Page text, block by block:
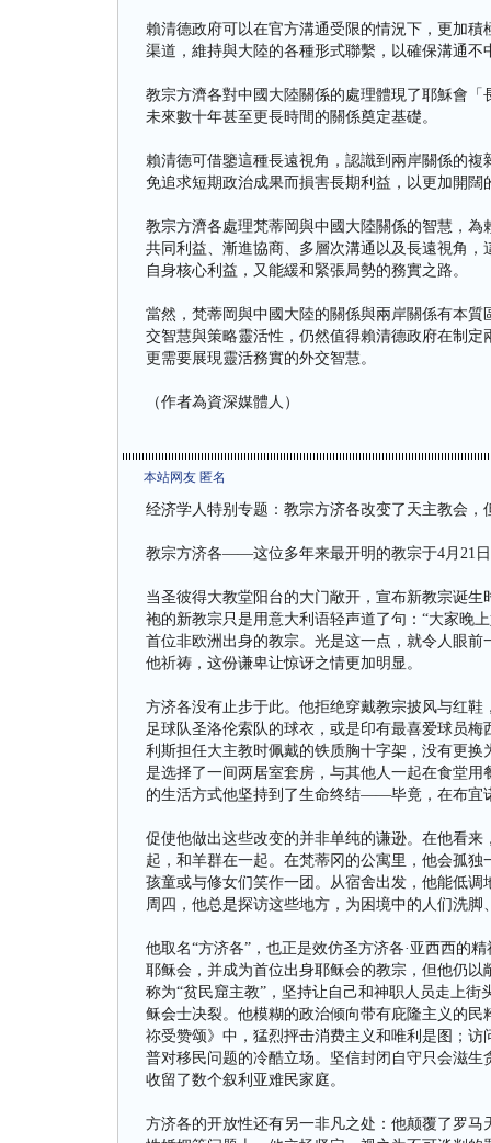
賴清德政府可以在官方溝通受限的情況下，更加
渠道，維持與大陸的各種形式聯繫，以確保溝通不
教宗方濟各對中國大陸關係的處理體現了耶穌會
未來數十年甚至更長時間的關係奠定基礎。
賴清德可借鑒這種長遠視角，認識到兩岸關係的
免追求短期政治成果而損害長期利益，以更加開闊
教宗方濟各處理梵蒂岡與中國大陸關係的智慧，
共同利益、漸進協商、多層次溝通以及長遠視角
自身核心利益，又能緩和緊張局勢的務實之路。
當然，梵蒂岡與中國大陸的關係與兩岸關係有本
交智慧與策略靈活性，仍然值得賴清德政府在制
更需要展現靈活務實的外交智慧。
（作者為資深媒體人）
本站网友 匿名
经济学人特别专题：教宗方济各改变了天主教会，
教宗方济各——这位多年来最开明的教宗于4月21
当圣彼得大教堂阳台的大门敞开，宣布新教宗诞
袍的新教宗只是用意大利语轻声道了句：“大家晚
首位非欧洲出身的教宗。光是这一点，就令人眼
他祈祷，这份谦卑让惊讶之情更加明显。
方济各没有止步于此。他拒绝穿戴教宗披风与红
足球队圣洛伦索队的球衣，或是印有最喜爱球员
利斯担任大主教时佩戴的铁质胸十字架，没有更
是选择了一间两居室套房，与其他人一起在食堂
的生活方式他坚持到了生命终结——毕竟，在布宜
促使他做出这些改变的并非单纯的谦逊。在他看
起，和羊群在一起。在梵蒂冈的公寓里，他会孤
孩童或与修女们笑作一团。从宿舍出发，他能低
周四，他总是探访这些地方，为困境中的人们洗
他取名“方济各”，也正是效仿圣方济各·亚西西的
耶稣会，并成为首位出身耶稣会的教宗，但他仍
称为“贫民窟主教”，坚持让自己和神职人员走上
稣会士决裂。他模糊的政治倾向带有庇隆主义的
祢受赞颂》中，猛烈抨击消费主义和唯利是图；
普对移民问题的冷酷立场。坚信封闭自守只会滋
收留了数个叙利亚难民家庭。
方济各的开放性还有另一非凡之处：他颠覆了罗